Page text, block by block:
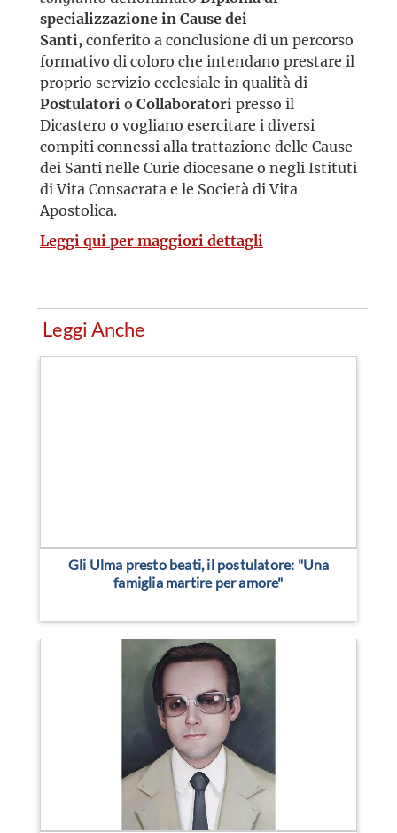
specializzazione in Cause dei
Santi, conferito a conclusione di un percorso
formativo di coloro che intendano prestare il
proprio servizio ecclesiale in qualità di
Postulatori o Collaboratori presso il
Dicastero o vogliano esercitare i diversi
compiti connessi alla trattazione delle Cause
dei Santi nelle Curie diocesane o negli Istituti
di Vita Consacrata e le Società di Vita
Apostolica.
Leggi qui per maggiori dettagli
Leggi Anche
Gli Ulma presto beati, il postulatore: "Una
famiglia martire per amore"